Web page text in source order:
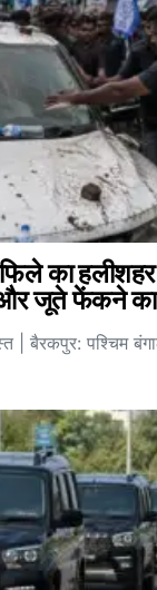
का हलीशहर
जूते फेंकने
| बैरकपुर: पश्चिम